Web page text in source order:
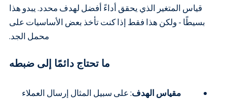
قياس المتغير الذي يحقق أداءً أفضل لهدف محدد. يبدو هذا
بسيطًا - ولكن هذا فقط إذا كنت تأخذ بعض الأساسيات على
محمل الجد.
ما تحتاج دائمًا إلى ضبطه
مقياس الهدف: على سبيل المثال إرسال العملاء